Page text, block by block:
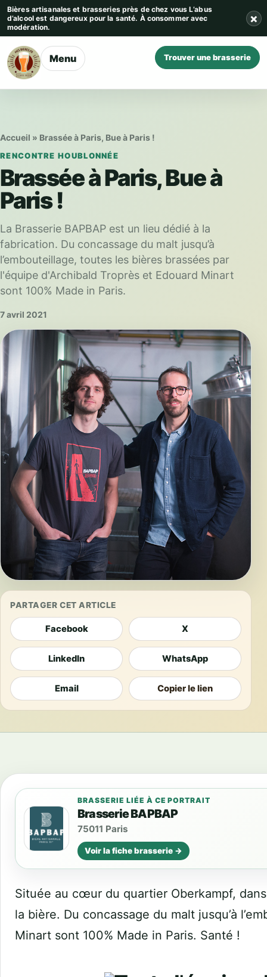
Aller au contenu
Bières artisanales et brasseries près de chez vous L’abus
d’alcool est dangereux pour la santé. À consommer avec
modération.
×
Menu Trouver une brasserie
Accueil » Brassée à Paris, Bue à Paris !
RENCONTRE HOUBLONNÉE
Brassée à Paris, Bue à
Paris !
La Brasserie BAPBAP est un lieu dédié à la
fabrication. Du concassage du malt jusqu’à
l’embouteillage, toutes les bières brassées par
l'équipe d'Archibald Troprès et Edouard Minart
sont 100% Made in Paris.
7 avril 2021
PARTAGER CET ARTICLE
Facebook X
LinkedIn WhatsApp
Email Copier le lien
BRASSERIE LIÉE À CE PORTRAIT
Brasserie BAPBAP
75011 Paris
Voir la fiche brasserie →
Située au cœur du quartier Oberkampf,
la bière. Du concassage du malt jusqu’à
Minart sont 100% Made in Paris. Santé !